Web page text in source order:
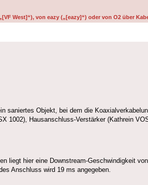
West]“), von eazy („[eazy]“) oder von O2 über
saniertes Objekt, bei dem die
1002), Hausanschluss-Verstärker (Kathrein
liegt hier eine Downstream-Geschwindigkeit von
Anschluss wird 19 ms angegeben.